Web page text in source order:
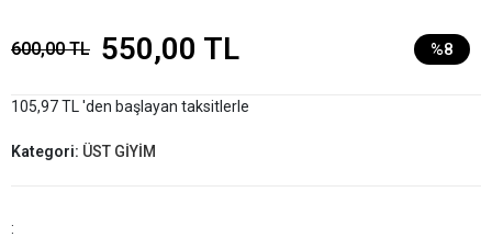
600,00 TL 550,00 TL %8
105,97 TL 'den başlayan taksitlerle
Kategori: ÜST GİYİM
: